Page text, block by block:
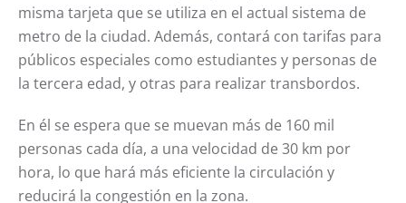
misma tarjeta que se utiliza en el actual sistema de
metro de la ciudad. Además, contará con tarifas para
públicos especiales como estudiantes y personas de
la tercera edad, y otras para realizar transbordos.
En él se espera que se muevan más de 160 mil
personas cada día, a una velocidad de 30 km por
hora, lo que hará más eficiente la circulación y
reducirá la congestión en la zona.